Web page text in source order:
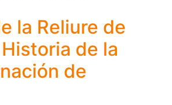
la Reliure de
de la
de